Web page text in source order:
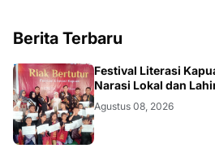
Berita Terbaru
DAERAH
Festival Literasi
Narasi Lokal dan
Agustus 08, 2026